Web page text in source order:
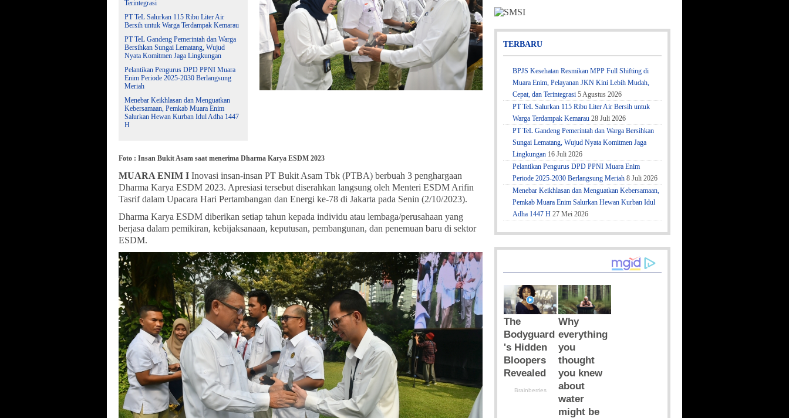
Terintegrasi
PT TeL Salurkan 115 Ribu Liter Air
Bersih untuk Warga Terdampak Kemarau
PT TeL Gandeng Pemerintah dan Warga
Bersihkan Sungai Lematang, Wujud
Nyata Komitmen Jaga Lingkungan
Pelantikan Pengurus DPD PPNI Muara
Enim Periode 2025-2030 Berlangsung
Meriah
Menebar Keikhlasan dan Menguatkan
Kebersamaan, Pemkab Muara Enim
Salurkan Hewan Kurban Idul Adha 1447
H
Foto : Insan Bukit Asam saat menerima Dharma Karya ESDM 2023
MUARA ENIM I Inovasi insan-insan PT Bukit Asam Tbk (PTBA) berbuah 3 penghargaan
Dharma Karya ESDM 2023. Apresiasi tersebut diserahkan langsung oleh Menteri ESDM Arifin
Tasrif dalam Upacara Hari Pertambangan dan Energi ke-78 di Jakarta pada Senin (2/10/2023).
Dharma Karya ESDM diberikan setiap tahun kepada individu atau lembaga/perusahaan yang
berjasa dalam pemikiran, kebijaksanaan, keputusan, pembangunan, dan penemuan baru di sektor
ESDM.
TERBARU
BPJS Kesehatan Resmikan MPP Full Shifting di
Muara Enim, Pelayanan JKN Kini Lebih Mudah,
Cepat, dan Terintegrasi 5 Agustus 2026
PT TeL Salurkan 115 Ribu Liter Air Bersih untuk
Warga Terdampak Kemarau 28 Juli 2026
PT TeL Gandeng Pemerintah dan Warga Bersihkan
Sungai Lematang, Wujud Nyata Komitmen Jaga
Lingkungan 16 Juli 2026
Pelantikan Pengurus DPD PPNI Muara Enim
Periode 2025-2030 Berlangsung Meriah 8 Juli 2026
Menebar Keikhlasan dan Menguatkan Kebersamaan,
Pemkab Muara Enim Salurkan Hewan Kurban Idul
Adha 1447 H 27 Mei 2026